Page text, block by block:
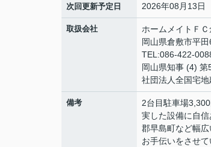
次回更新予定日 2026年08月13日
取扱会社
ホームメイトＦ
岡山県倉敷市平
TEL:086-422-
岡山県知事 (4) 第
社団法人全国宅
備考
2台目駐車場
実した設備に自
郡早島町など幅
お手伝いをさせ